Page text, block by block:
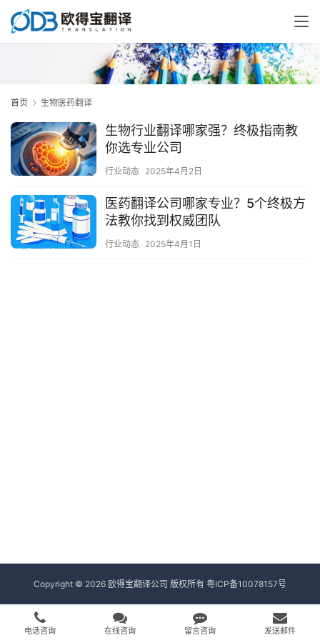
首页 生物医药翻译
生物行业翻译哪家强？终极指南教
你选专业公司
行业动态 2025年4月2日
医药翻译公司哪家专业？5个终极方
法教你找到权威团队
行业动态 2025年4月1日
Copyright © 2026 欧得宝翻译公司 版权所有 粤ICP备10078157号
电话咨询 在线咨询 留言咨询 发送邮件